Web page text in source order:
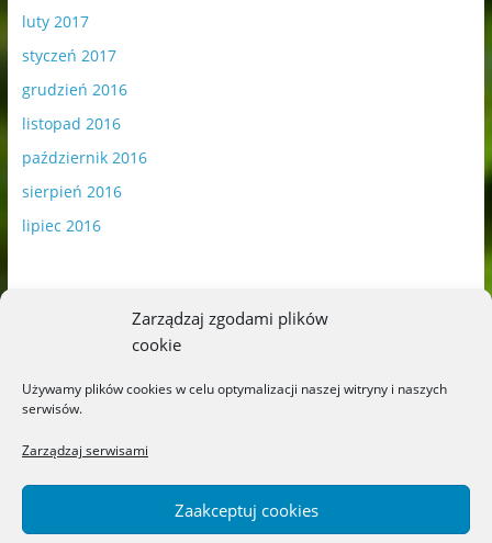
Zarządzaj zgodami plików
cookie
Używamy plików cookies w celu optymalizacji naszej witryny i naszych
serwisów.
Zarządzaj serwisami
Zaakceptuj cookies
luty 2017
styczeń 2017
grudzień 2016
listopad 2016
październik 2016
sierpień 2016
lipiec 2016